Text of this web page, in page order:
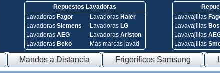
Repuestos Lavadoras
Lavadoras Fagor
Lavadoras Siemens
Lavadoras AEG
Lavadoras Beko
Lavadoras Haier
Lavadoras LG
Lavadoras Ariston
Más marcas lavad.
Lavavajillas
Lavavajillas
Lavavajillas
Lavavajillas
Mandos a Distancia Frigoríficos Samsung